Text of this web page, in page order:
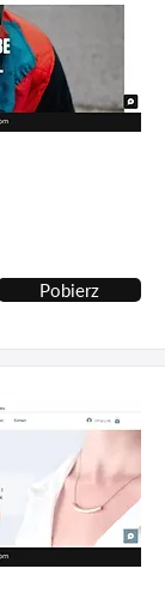
Pobierz